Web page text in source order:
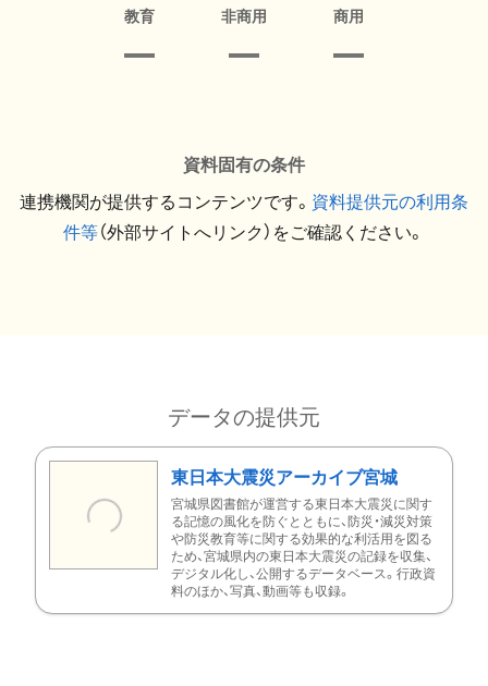
教育 非商用 商用
資料固有の条件
連携機関が提供するコンテンツです。 資料提供元の利用条
件等（外部サイトへリンク）をご確認ください。
データの提供元
東日本大震災アーカイブ宮城
宮城県図書館が運営する東日本大震災に関す
る記憶の風化を防ぐとともに、防災・減災対策
や防災教育等に関する効果的な利活用を図る
ため、宮城県内の東日本大震災の記録を収集、
デジタル化し、公開するデータベース。行政資
料のほか、写真、動画等も収録。